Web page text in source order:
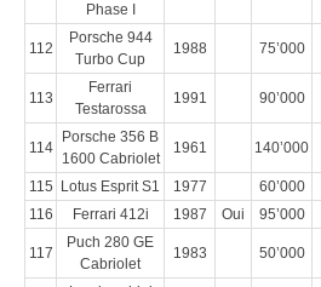
Phase I
112
Porsche 944
Turbo Cup
1988 75’000
113
Ferrari
Testarossa
1991 90’000
114
Porsche 356 B
1600 Cabriolet
1961 140’000
115 Lotus Esprit S1 1977 60’000
116
Ferrari 412i 1987 Oui 95’000
117
Puch 280 GE
Cabriolet
1983 50’000